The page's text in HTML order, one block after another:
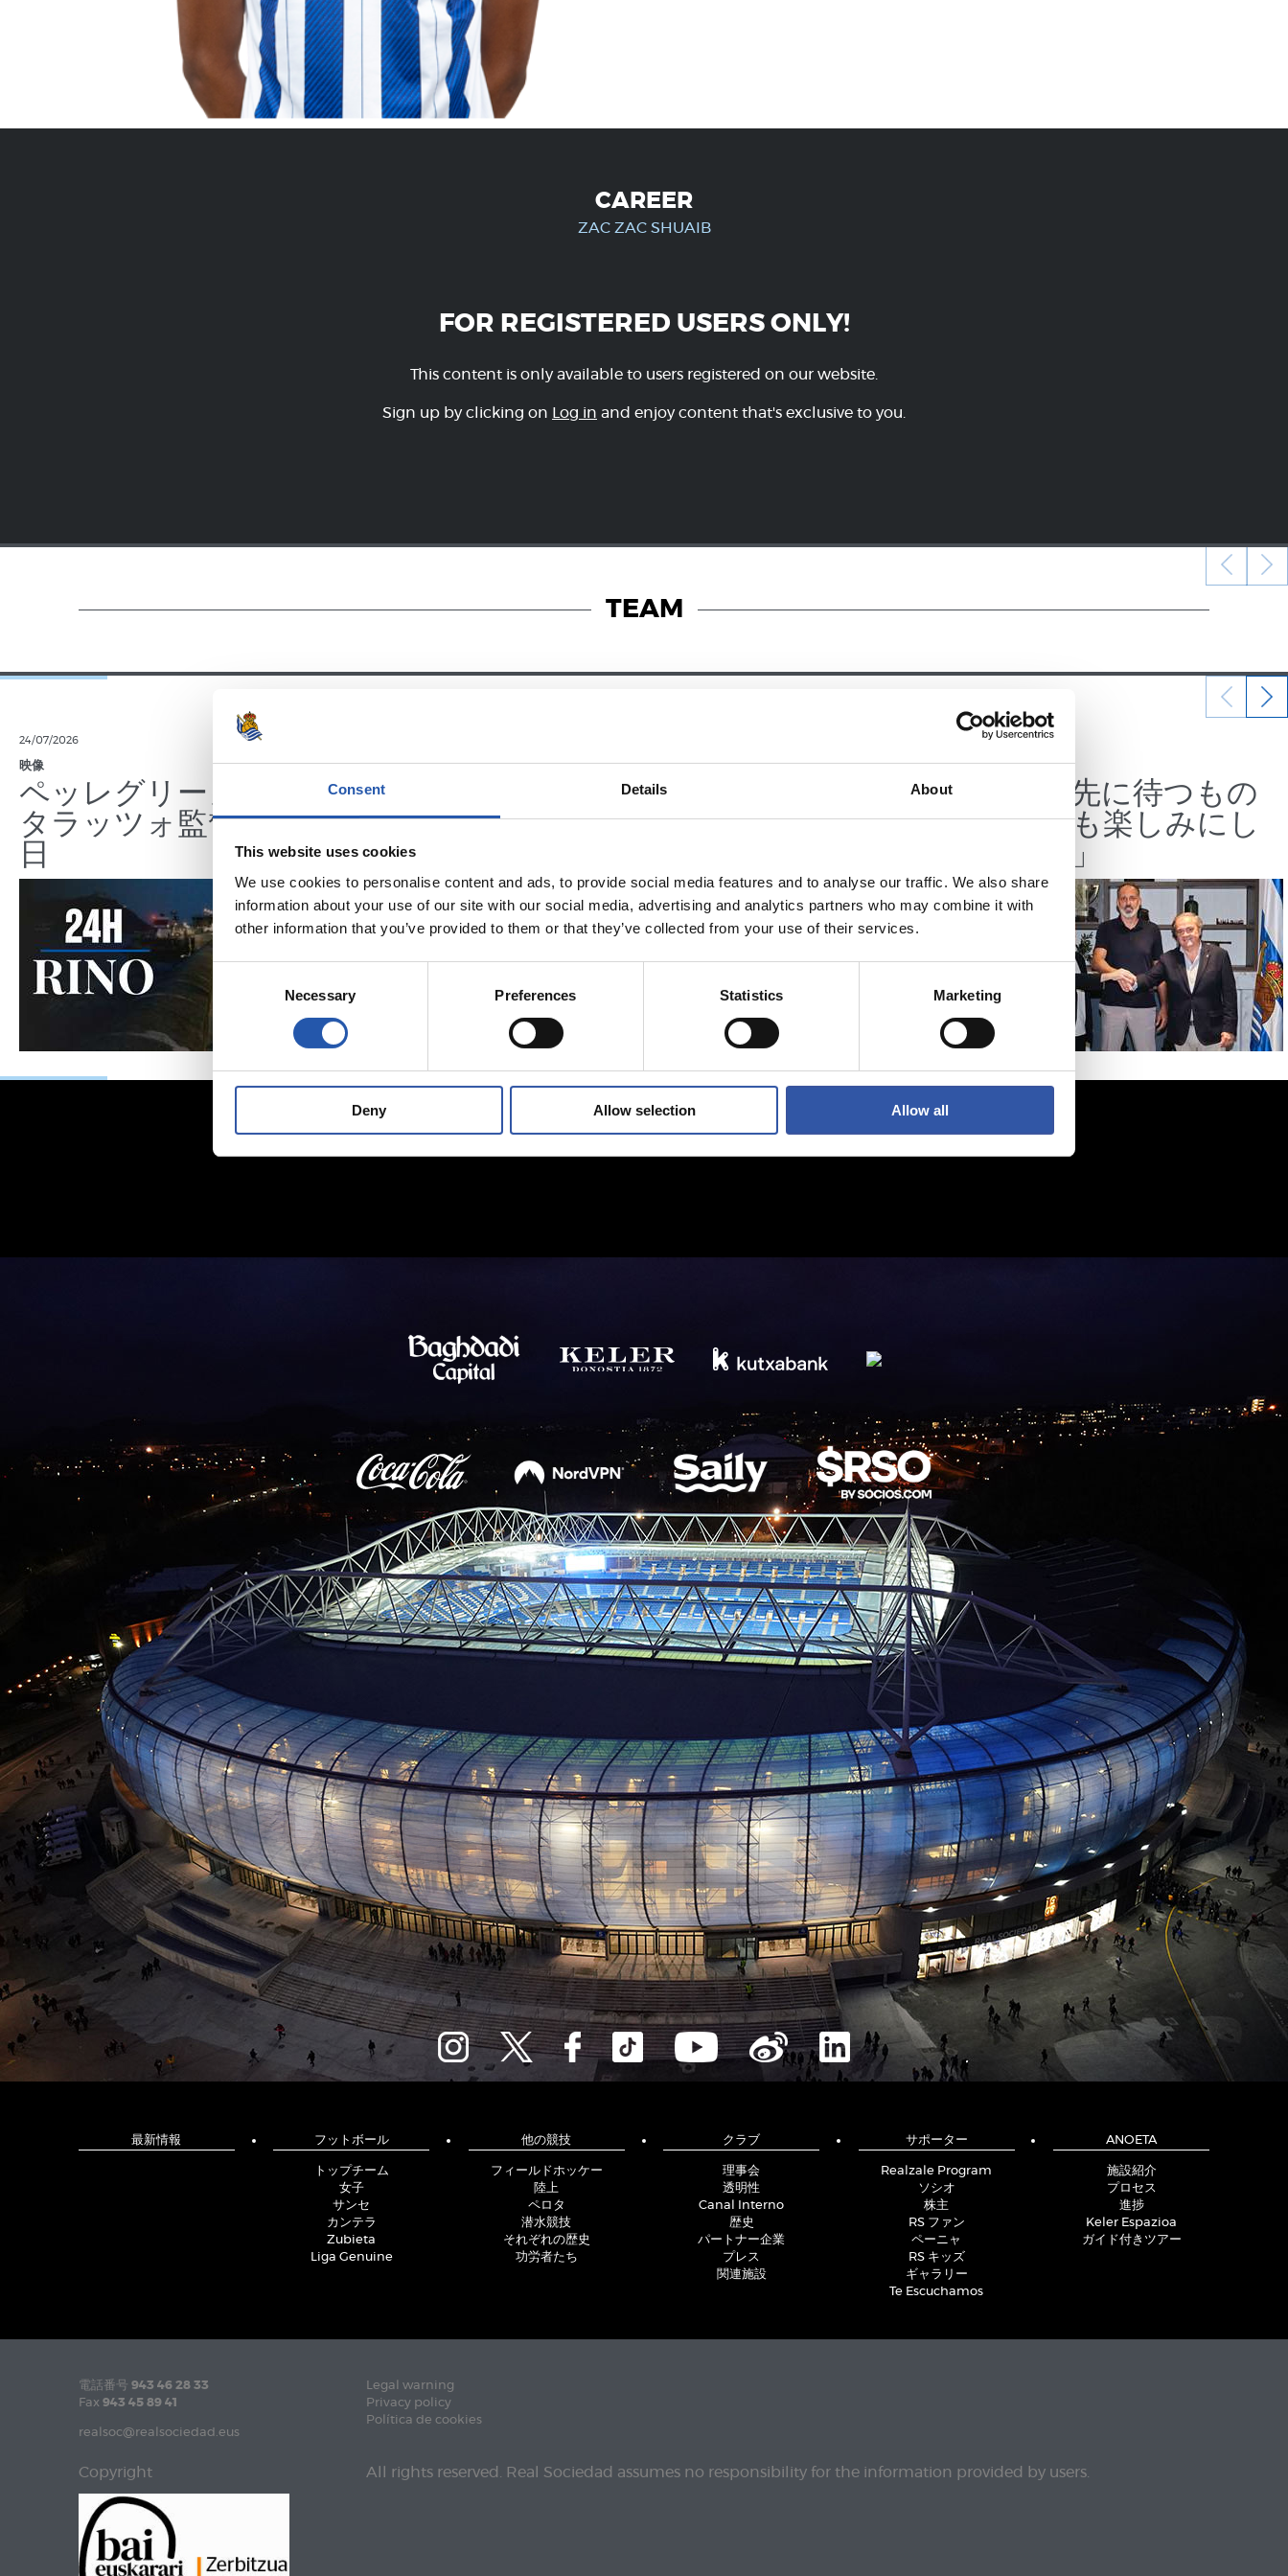
Consent Details About
This website uses cookies
We use cookies to personalise content and ads, to provide social media features and to analyse our traffic. We also share
information about your use of our site with our social media, advertising and analytics partners who may combine it with
other information that you’ve provided to them or that they’ve collected from your use of their services.
Necessary Preferences Statistics Marketing
Deny Allow selection Allow all
CAREER
ZAC ZAC SHUAIB
FOR REGISTERED USERS ONLY!
This content is only available to users registered on our website.
Sign up by clicking on Log in and enjoy content that's exclusive to you.
TEAM
24/07/2026
映像
ペッレグリーノ・マ
タラッツォ監督の一
日
公式発表
ジョン・マルティ
ン、2032年まで契約
延長
オンラインストア
新たな戦闘服、そこ
に宿るエネルギー
07/07/2026
公式発表
「この先に待つもの
をとても楽しみにし
ている」
最新情報 フットボール
トップチーム
女子
サンセ
カンテラ
Zubieta
Liga Genuine
他の競技
フィールドホッケー
陸上
ペロタ
潜水競技
それぞれの歴史
功労者たち
クラブ
理事会
透明性
Canal Interno
歴史
パートナー企業
プレス
関連施設
サポーター
Realzale Program
ソシオ
株主
RS ファン
ペーニャ
RS キッズ
ギャラリー
Te Escuchamos
ANOETA
施設紹介
プロセス
進捗
Keler Espazioa
ガイド付きツアー
電話番号 943 46 28 33
Fax 943 45 89 41
realsoc@realsociedad.eus
Legal warning
Privacy policy
Política de cookies
Copyright All rights reserved. Real Sociedad assumes no responsibility for the information provided by users.